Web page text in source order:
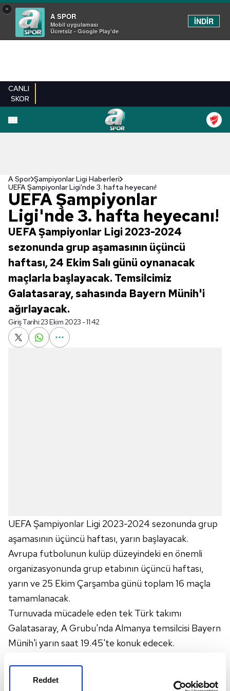
Reddet
×
A SPOR
Mobil uygulaması
Ücretsiz - Google Play'de
İNDİR
CANLI
SKOR
A Spor Şampiyonlar Ligi Haberleri
UEFA Şampiyonlar Ligi'nde 3. hafta heyecanı!
UEFA Şampiyonlar
Ligi'nde 3. hafta heyecanı!
UEFA Şampiyonlar Ligi 2023-2024
sezonunda grup aşamasının üçüncü
haftası, 24 Ekim Salı günü oynanacak
maçlarla başlayacak. Temsilcimiz
Galatasaray, sahasında Bayern Münih'i
ağırlayacak.
Giriş Tarihi:23 Ekim 2023 - 11:42
UEFA Şampiyonlar Ligi 2023-2024 sezonunda grup
aşamasının üçüncü haftası, yarın başlayacak.
Avrupa futbolunun kulüp düzeyindeki en önemli
organizasyonunda grup etabının üçüncü haftası,
yarın ve 25 Ekim Çarşamba günü toplam 16 maçla
tamamlanacak.
Turnuvada mücadele eden tek Türk takımı
Galatasaray, A Grubu'nda Almanya temsilcisi Bayern
Münih'i yarın saat 19.45'te konuk edecek.